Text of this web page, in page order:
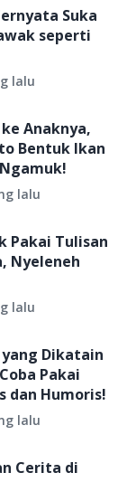
Suka
seperti
lalu
Anaknya,
Bentuk Ikan
lalu
Pakai Tulisan
Nyeleneh
lalu
yang Dikatain
Pakai
dan Humoris!
lalu
Cerita di